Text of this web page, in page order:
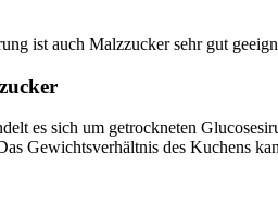
ist auch Malzzucker sehr gut
es sich um getrockneten
Gewichtsverhältnis des Kuchens